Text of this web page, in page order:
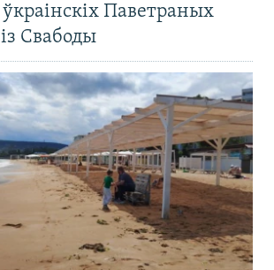
Паветраных
Свабоды